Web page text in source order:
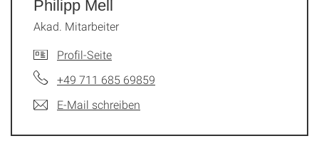
Philipp Mell
Akad. Mitarbeiter
Profil-Seite
+49 711 685 69859
E-Mail schreiben